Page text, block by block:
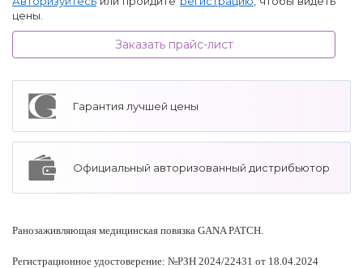
цены.
Заказать прайс-лист
Гарантия лучшей цены
Официальный авторизованный дистрибьютор
Ранозаживляющая медицинская повязка GANA PATCH.
Регистрационное удостоверение: №РЗН 2024/22431 от 18.04.2024